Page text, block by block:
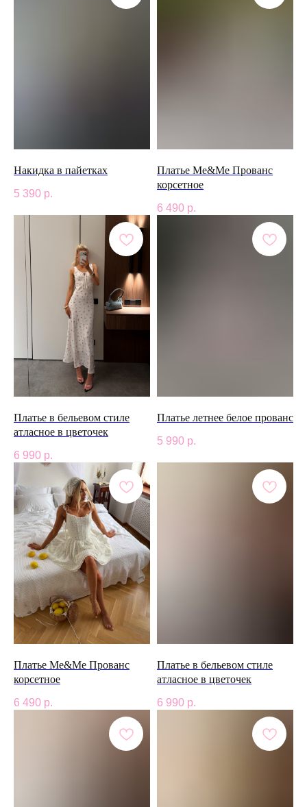
Накидка в пайетках
5 390 р.
Платье Me&Me Прованс
корсетное
6 490 р.
Платье в бельевом стиле
атласное в цветочек
6 990 р.
Платье летнее белое прованс
5 990 р.
Платье Me&Me Прованс
корсетное
6 490 р.
Платье в бельевом стиле
атласное в цветочек
6 990 р.